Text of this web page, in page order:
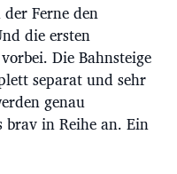
Ferne den
die ersten
Die Bahnsteige
separat und sehr
genau
in Reihe an. Ein